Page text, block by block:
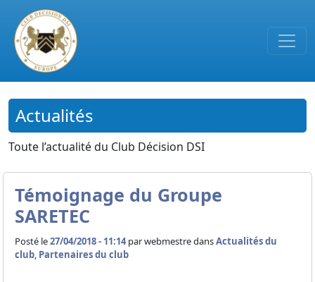
Passer au contenu principal
Actualités
Toute l’actualité du Club Décision DSI
Témoignage du Groupe
SARETEC
Posté le27/04/2018 - 11:14 parwebmestre dansActualités du
club, Partenaires du club